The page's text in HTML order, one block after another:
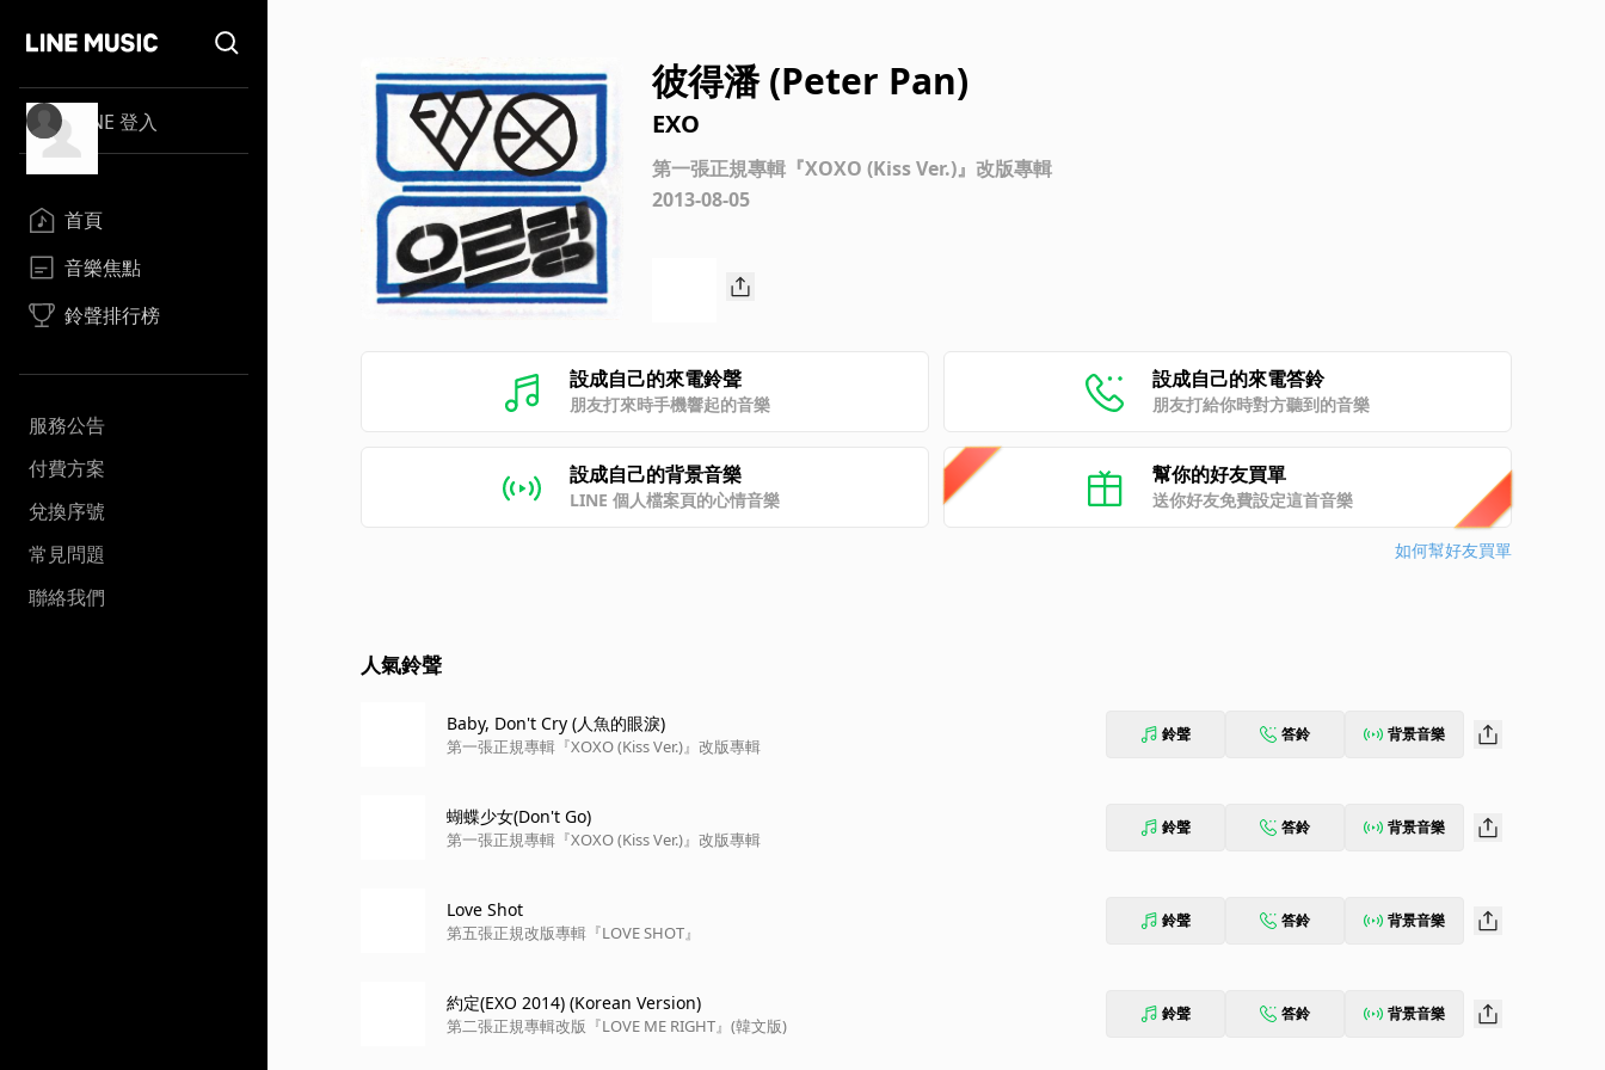
LINE 登入
首頁
音樂焦點
鈴聲排行榜
服務公告
付費方案
兌換序號
常見問題
聯絡我們
彼得潘 (Peter Pan)
EXO
第一張正規專輯『XOXO (Kiss Ver.)』改版專輯
2013-08-05
設成自己的來電鈴聲
朋友打來時手機響起的音樂
設成自己的來電答鈴
朋友打給你時對方聽到的音樂
設成自己的背景音樂
LINE 個人檔案頁的心情音樂
幫你的好友買單
送你好友免費設定這首音樂
如何幫好友買單
人氣鈴聲
Baby, Don't Cry (人魚的眼淚)
第一張正規專輯『XOXO (Kiss Ver.)』改版專輯
鈴聲 答鈴 背景音樂
蝴蝶少女(Don't Go)
第一張正規專輯『XOXO (Kiss Ver.)』改版專輯
鈴聲 答鈴 背景音樂
Love Shot
第五張正規改版專輯『LOVE SHOT』
鈴聲 答鈴 背景音樂
約定(EXO 2014) (Korean Version)
第二張正規專輯改版『LOVE ME RIGHT』(韓文版)
鈴聲 答鈴 背景音樂